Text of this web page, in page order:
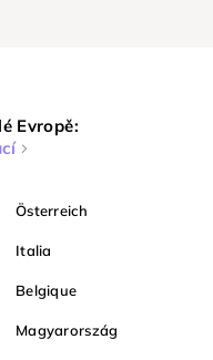
Evropě:
Österreich
Italia
Belgique
Magyarország